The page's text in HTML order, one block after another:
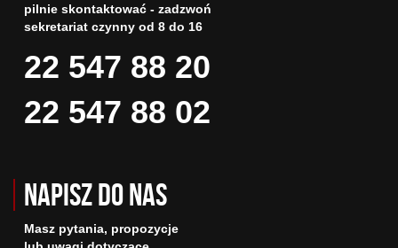
pilnie skontaktować - zadzwoń
sekretariat czynny od 8 do 16
22 547 88 20
22 547 88 02
Napisz do nas
Masz pytania, propozycje